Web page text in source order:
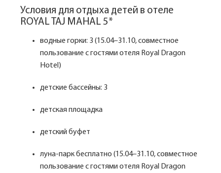
Условия для отдыха детей в отеле
ROYAL TAJ MAHAL 5*
водные горки: 3 (15.04–31.10, совместное
пользование с гостями отеля Royal Dragon
Hotel)
детские бассейны: 3
детская площадка
детский буфет
луна-парк бесплатно (15.04–31.10, совместное
пользование с гостями отеля Royal Dragon